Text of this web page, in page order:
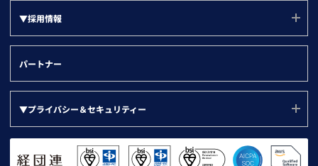
代表メッセージ
オフィス環境
ユニークな福利厚生・制度
健康経営の取り組み
▼採用情報
採用ページ(TOP)
人事制度
採用活動日誌
パートナー
▼プライバシー＆セキュリティー
プライバシー＆セキュリティー(TOP)